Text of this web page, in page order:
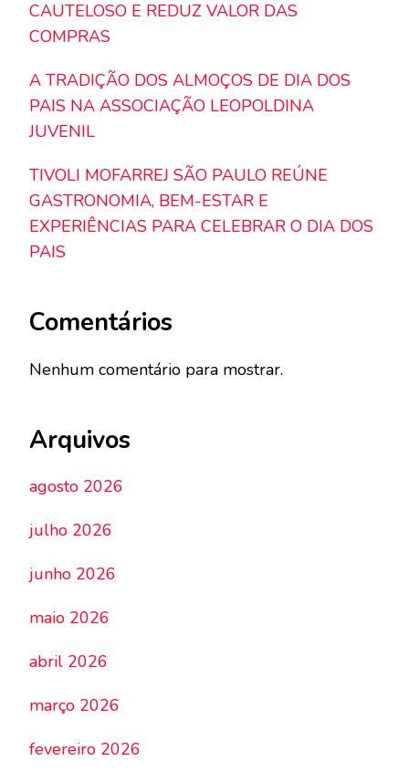
CAUTELOSO E REDUZ VALOR DAS
COMPRAS
A TRADIÇÃO DOS ALMOÇOS DE DIA DOS
PAIS NA ASSOCIAÇÃO LEOPOLDINA
JUVENIL
TIVOLI MOFARREJ SÃO PAULO REÚNE
GASTRONOMIA, BEM-ESTAR E
EXPERIÊNCIAS PARA CELEBRAR O DIA DOS
PAIS
Comentários
Nenhum comentário para mostrar.
Arquivos
agosto 2026
julho 2026
junho 2026
maio 2026
abril 2026
março 2026
fevereiro 2026